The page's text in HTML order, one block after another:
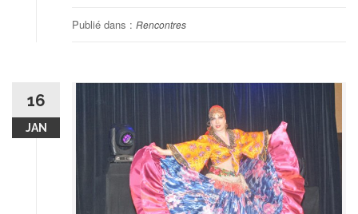
Publié dans : Rencontres
16
JAN